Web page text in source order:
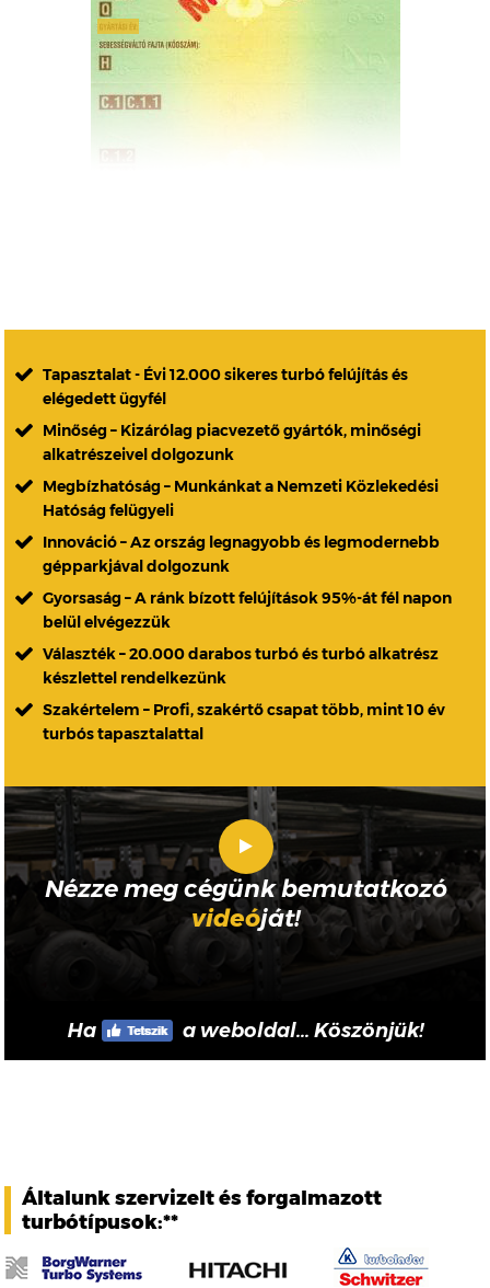
Tapasztalat - Évi 12.000 sikeres turbó felújítás és
elégedett ügyfél
Minőség – Kizárólag piacvezető gyártók, minőségi
alkatrészeivel dolgozunk
Megbízhatóság – Munkánkat a Nemzeti Közlekedési
Hatóság felügyeli
Innováció – Az ország legnagyobb és legmodernebb
gépparkjával dolgozunk
Gyorsaság – A ránk bízott felújítások 95%-át fél napon
belül elvégezzük
Választék – 20.000 darabos turbó és turbó alkatrész
készlettel rendelkezünk
Szakértelem – Profi, szakértő csapat több, mint 10 év
turbós tapasztalattal
Nézze meg cégünk bemutatkozó
videóját!
Ha a weboldal... Köszönjük!
Általunk szervizelt és forgalmazott
turbótípusok:**